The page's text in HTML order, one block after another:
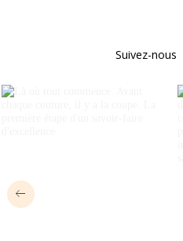
Suivez-nous